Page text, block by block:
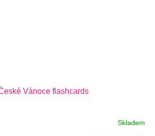
Vánoce flashcards
Skladem